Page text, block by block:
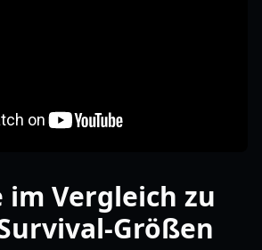
im Vergleich zu
Größen